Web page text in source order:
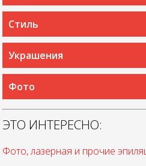
Стиль
Украшения
Фото
ЭТО ИНТЕРЕСНО:
Фото, лазерная и прочие